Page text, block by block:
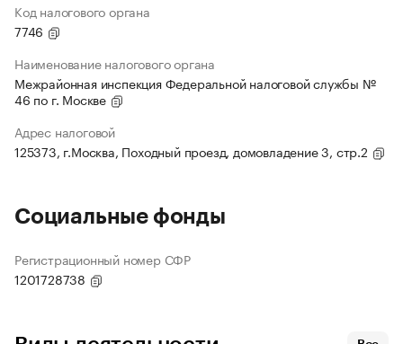
Код налогового органа
7746
Наименование налогового органа
Межрайонная инспекция Федеральной налоговой службы №
46 по г. Москве
Адрес налоговой
125373, г.Москва, Походный проезд, домовладение 3, стр.2
Социальные фонды
Регистрационный номер СФР
1201728738